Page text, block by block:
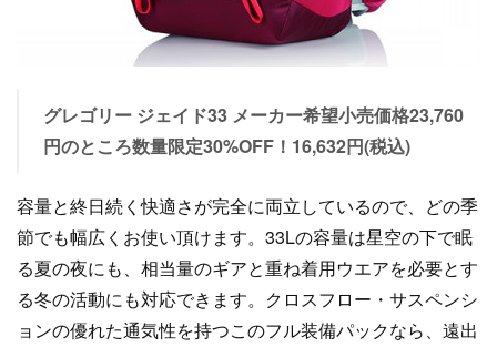
グレゴリー ジェイド33 メーカー希望小売価格23,760
円のところ数量限定30%OFF！16,632円(税込)
容量と終日続く快適さが完全に両立しているので、どの季
節でも幅広くお使い頂けます。33Lの容量は星空の下で眠
る夏の夜にも、相当量のギアと重ね着用ウエアを必要とす
る冬の活動にも対応できます。クロスフロー・サスペンシ
ョンの優れた通気性を持つこのフル装備パックなら、遠出